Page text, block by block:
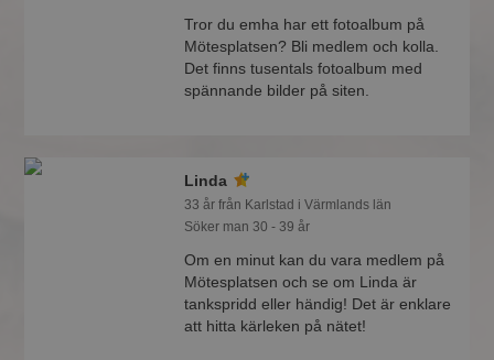
Tror du emha har ett fotoalbum på
Mötesplatsen? Bli medlem och kolla.
Det finns tusentals fotoalbum med
spännande bilder på siten.
Linda
33 år från Karlstad i Värmlands län
Söker man 30 - 39 år
Om en minut kan du vara medlem på
Mötesplatsen och se om Linda är
tankspridd eller händig! Det är enklare
att hitta kärleken på nätet!